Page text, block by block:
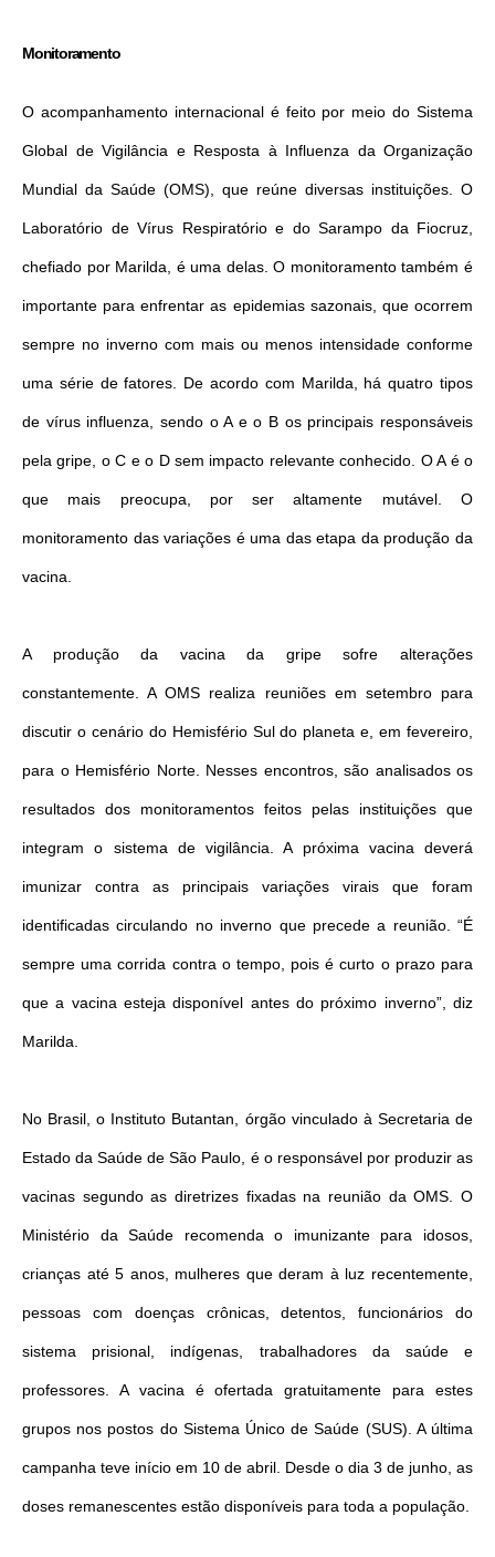
Monitoramento
O acompanhamento internacional é feito por meio do Sistema
Global de Vigilância e Resposta à Influenza da Organização
Mundial da Saúde (OMS), que reúne diversas instituições. O
Laboratório de Vírus Respiratório e do Sarampo da Fiocruz,
chefiado por Marilda, é uma delas. O monitoramento também é
importante para enfrentar as epidemias sazonais, que ocorrem
sempre no inverno com mais ou menos intensidade conforme
uma série de fatores. De acordo com Marilda, há quatro tipos
de vírus influenza, sendo o A e o B os principais responsáveis
pela gripe, o C e o D sem impacto relevante conhecido. O A é o
que mais preocupa, por ser altamente mutável. O
monitoramento das variações é uma das etapa da produção da
vacina.
A produção da vacina da gripe sofre alterações
constantemente. A OMS realiza reuniões em setembro para
discutir o cenário do Hemisfério Sul do planeta e, em fevereiro,
para o Hemisfério Norte. Nesses encontros, são analisados os
resultados dos monitoramentos feitos pelas instituições que
integram o sistema de vigilância. A próxima vacina deverá
imunizar contra as principais variações virais que foram
identificadas circulando no inverno que precede a reunião. “É
sempre uma corrida contra o tempo, pois é curto o prazo para
que a vacina esteja disponível antes do próximo inverno”, diz
Marilda.
No Brasil, o Instituto Butantan, órgão vinculado à Secretaria de
Estado da Saúde de São Paulo, é o responsável por produzir as
vacinas segundo as diretrizes fixadas na reunião da OMS. O
Ministério da Saúde recomenda o imunizante para idosos,
crianças até 5 anos, mulheres que deram à luz recentemente,
pessoas com doenças crônicas, detentos, funcionários do
sistema prisional, indígenas, trabalhadores da saúde e
professores. A vacina é ofertada gratuitamente para estes
grupos nos postos do Sistema Único de Saúde (SUS). A última
campanha teve início em 10 de abril. Desde o dia 3 de junho, as
doses remanescentes estão disponíveis para toda a população.